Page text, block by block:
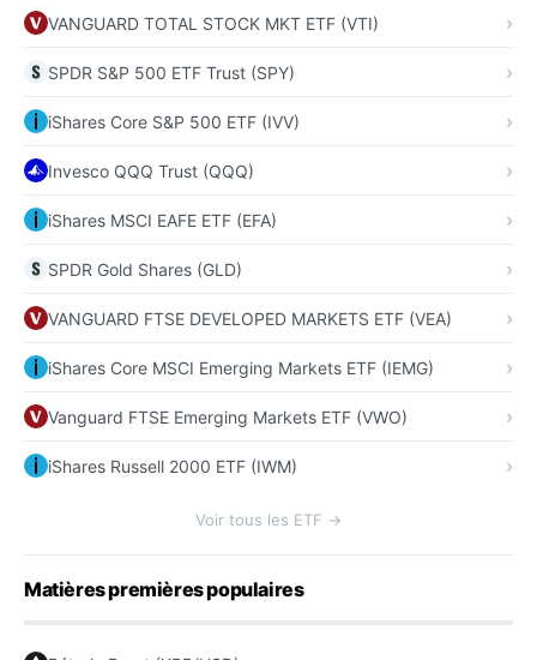
VANGUARD TOTAL STOCK MKT ETF (VTI)
SPDR S&P 500 ETF Trust (SPY)
iShares Core S&P 500 ETF (IVV)
Invesco QQQ Trust (QQQ)
iShares MSCI EAFE ETF (EFA)
SPDR Gold Shares (GLD)
VANGUARD FTSE DEVELOPED MARKETS ETF (VEA)
iShares Core MSCI Emerging Markets ETF (IEMG)
Vanguard FTSE Emerging Markets ETF (VWO)
iShares Russell 2000 ETF (IWM)
Voir tous les ETF →
Matières premières populaires